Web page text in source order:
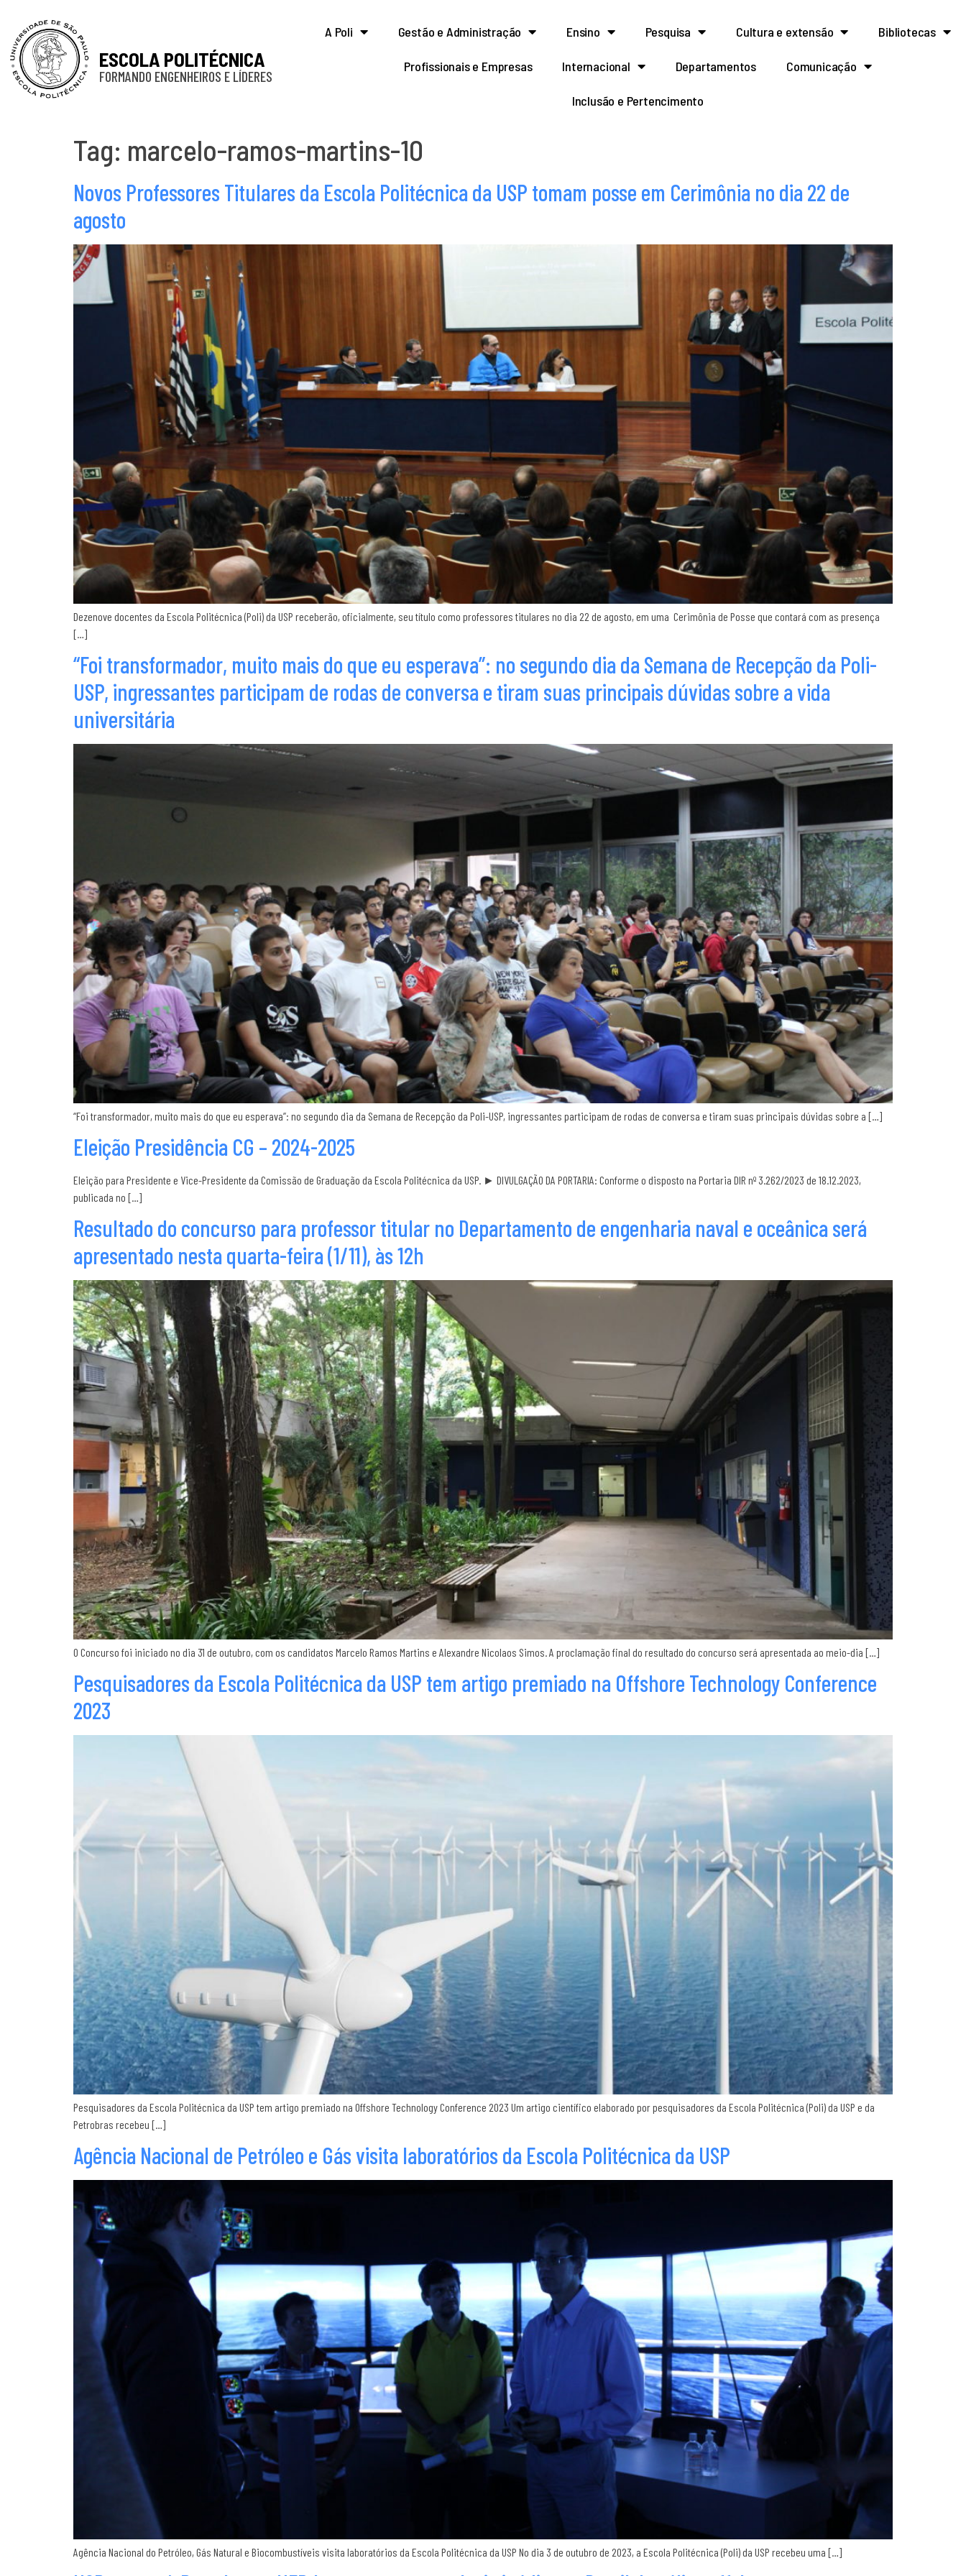
ESCOLA POLITÉCNICA
FORMANDO ENGENHEIROS E LÍDERES
A Poli Gestão e Administração Ensino Pesquisa Cultura e extensão Bibliotecas
Profissionais e Empresas Internacional Departamentos Comunicação
Inclusão e Pertencimento
Tag: marcelo-ramos-martins-10
Novos Professores Titulares da Escola Politécnica da USP tomam posse em Cerimônia no dia 22 de
agosto
Dezenove docentes da Escola Politécnica (Poli) da USP receberão, oficialmente, seu título como professores titulares no dia 22 de agosto, em uma Cerimônia de Posse que contará com as presença
[…]
“Foi transformador, muito mais do que eu esperava”: no segundo dia da Semana de Recepção da Poli-
USP, ingressantes participam de rodas de conversa e tiram suas principais dúvidas sobre a vida
universitária
“Foi transformador, muito mais do que eu esperava”: no segundo dia da Semana de Recepção da Poli-USP, ingressantes participam de rodas de conversa e tiram suas principais dúvidas sobre a […]
Eleição Presidência CG – 2024-2025
Eleição para Presidente e Vice-Presidente da Comissão de Graduação da Escola Politécnica da USP. ► DIVULGAÇÃO DA PORTARIA: Conforme o disposto na Portaria DIR nº 3.262/2023 de 18.12.2023,
publicada no […]
Resultado do concurso para professor titular no Departamento de engenharia naval e oceânica será
apresentado nesta quarta-feira (1/11), às 12h
O Concurso foi iniciado no dia 31 de outubro, com os candidatos Marcelo Ramos Martins e Alexandre Nicolaos Simos. A proclamação final do resultado do concurso será apresentada ao meio-dia […]
Pesquisadores da Escola Politécnica da USP tem artigo premiado na Offshore Technology Conference
2023
Pesquisadores da Escola Politécnica da USP tem artigo premiado na Offshore Technology Conference 2023 Um artigo científico elaborado por pesquisadores da Escola Politécnica (Poli) da USP e da
Petrobras recebeu […]
Agência Nacional de Petróleo e Gás visita laboratórios da Escola Politécnica da USP
Agência Nacional do Petróleo, Gás Natural e Biocombustíveis visita laboratórios da Escola Politécnica da USP No dia 3 de outubro de 2023, a Escola Politécnica (Poli) da USP recebeu uma […]